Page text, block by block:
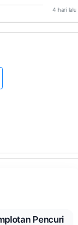
4 hari lalu
Pencuri